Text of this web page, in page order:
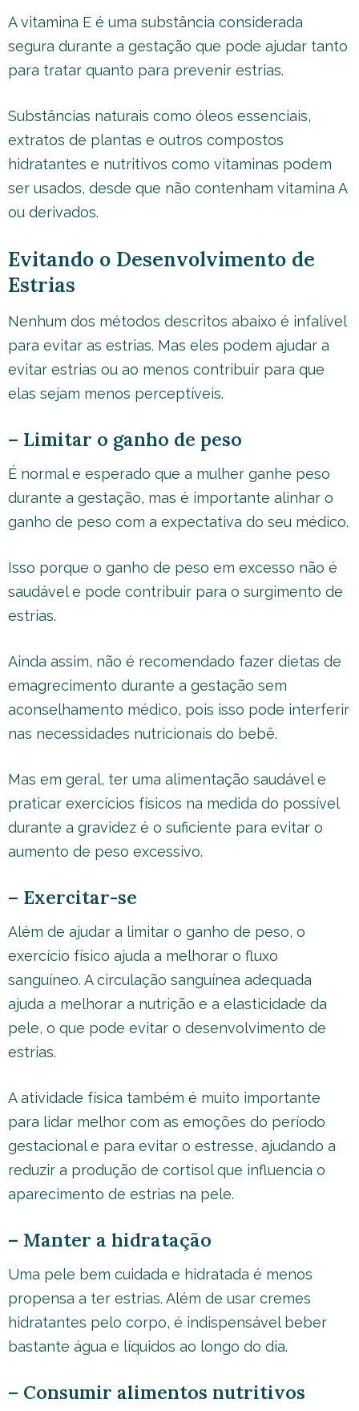
A vitamina E é uma substância considerada
segura durante a gestação que pode ajudar tanto
para tratar quanto para prevenir estrias.
Substâncias naturais como óleos essenciais,
extratos de plantas e outros compostos
hidratantes e nutritivos como vitaminas podem
ser usados, desde que não contenham vitamina A
ou derivados.
Evitando o Desenvolvimento de
Estrias
Nenhum dos métodos descritos abaixo é infalível
para evitar as estrias. Mas eles podem ajudar a
evitar estrias ou ao menos contribuir para que
elas sejam menos perceptíveis.
– Limitar o ganho de peso
É normal e esperado que a mulher ganhe peso
durante a gestação, mas é importante alinhar o
ganho de peso com a expectativa do seu médico.
Isso porque o ganho de peso em excesso não é
saudável e pode contribuir para o surgimento de
estrias.
Ainda assim, não é recomendado fazer dietas de
emagrecimento durante a gestação sem
aconselhamento médico, pois isso pode interferir
nas necessidades nutricionais do bebê.
Mas em geral, ter uma alimentação saudável e
praticar exercícios físicos na medida do possível
durante a gravidez é o suficiente para evitar o
aumento de peso excessivo.
– Exercitar-se
Além de ajudar a limitar o ganho de peso, o
exercício físico ajuda a melhorar o fluxo
sanguíneo. A circulação sanguínea adequada
ajuda a melhorar a nutrição e a elasticidade da
pele, o que pode evitar o desenvolvimento de
estrias.
A atividade física também é muito importante
para lidar melhor com as emoções do período
gestacional e para evitar o estresse, ajudando a
reduzir a produção de cortisol que influencia o
aparecimento de estrias na pele.
– Manter a hidratação
Uma pele bem cuidada e hidratada é menos
propensa a ter estrias. Além de usar cremes
hidratantes pelo corpo, é indispensável beber
bastante água e líquidos ao longo do dia.
– Consumir alimentos nutritivos